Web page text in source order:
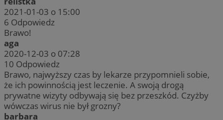
2021-01-03 o 15:00
6 Odpowiedz
Brawo!
aga
2020-12-03 o 07:28
10 Odpowiedz
Brawo, najwyższy czas by lekarze przypomnieli sobie,
że ich powinnością jest leczenie. A swoją drogą
prywatne wizyty odbywają się bez przeszkód. Czyżby
wówczas wirus nie był grozny?
barbara